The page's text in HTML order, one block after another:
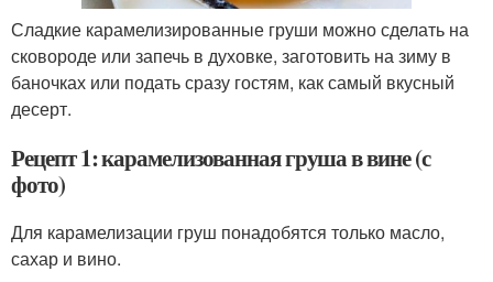
Сладкие карамелизированные груши можно сделать на
сковороде или запечь в духовке, заготовить на зиму в
баночках или подать сразу гостям, как самый вкусный
десерт.
Рецепт 1: карамелизованная груша в вине (с
фото)
Для карамелизации груш понадобятся только масло,
сахар и вино.